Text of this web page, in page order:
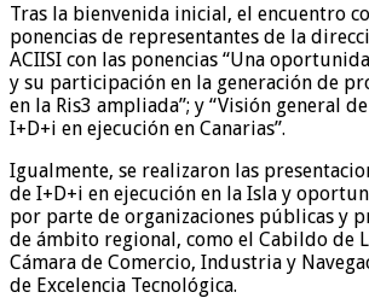
Tras la bienvenida inicial, el encuentro
ponencias de representantes de la
ACIISI con las ponencias “Una
y su participación en la generación de
en la Ris3 ampliada”; y “Visión general
I+D+i en ejecución en Canarias”.
Igualmente, se realizaron las
de I+D+i en ejecución en la Isla y
por parte de organizaciones públicas y
de ámbito regional, como el Cabildo de
Cámara de Comercio, Industria y
de Excelencia Tecnológica.